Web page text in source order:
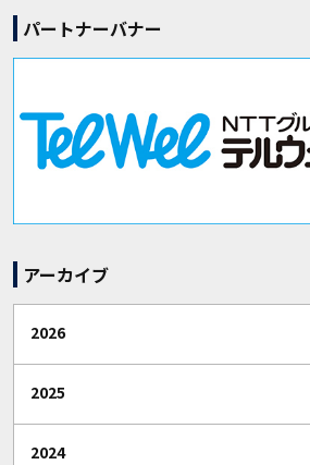
パートナーバナー
アーカイブ
2026
2025
2024